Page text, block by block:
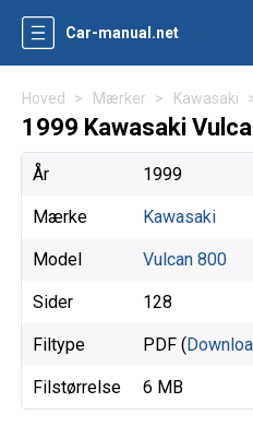
Car-manual.net
Hoved Mærker Kawasaki
1999 Kawasaki
År 1999
Mærke Kawasaki
Model Vulcan 800
Sider 128
Filtype PDF (
Filstørrelse 6 MB